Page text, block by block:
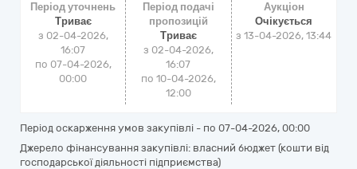
Період уточнень
Триває
з 02-04-2026,
16:07
по 07-04-2026,
00:00
Період подачі
пропозицій
Триває
з 02-04-2026,
16:07
по 10-04-2026,
12:00
Аукціон
Очікується
з13-04-2026, 13:44
Період оскарження умов закупівлі - по 07-04-2026, 00:00
Джерело фінансування закупівлі: власний бюджет (кошти від
господарської діяльності підприємства)